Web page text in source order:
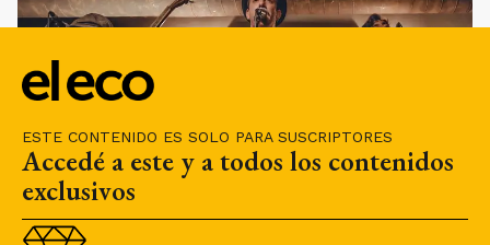
ESTE CONTENIDO ES SOLO PARA SUSCRIPTORES
Accedé a este y a todos los contenidos
exclusivos